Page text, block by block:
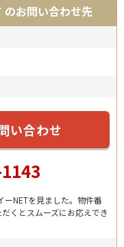
のお問い合わせ先
い合わせ
NETを見ました。物件番
くとスムーズにお応えでき